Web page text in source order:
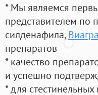
* Мы являемся
представителем
силденафила,
препаратов
* качество
и успешно
* для